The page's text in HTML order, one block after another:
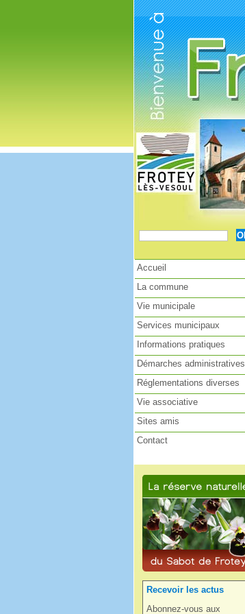
Recevoir les actus
Abonnez-vous aux
Accueil
La commune
Vie municipale
Services municipaux
Informations pratiques
Démarches administratives
Réglementations diverses
Vie associative
Sites amis
Contact